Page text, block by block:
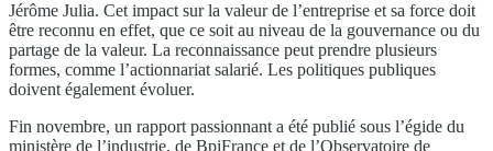
Jérôme Julia. Cet impact sur la valeur de l’entreprise et sa force doit
être reconnu en effet, que ce soit au niveau de la gouvernance ou du
partage de la valeur. La reconnaissance peut prendre plusieurs
formes, comme l’actionnariat salarié. Les politiques publiques
doivent également évoluer.
Fin novembre, un rapport passionnant a été publié sous l’égide du
ministère de l’industrie, de BpiFrance et de l’Observatoire de